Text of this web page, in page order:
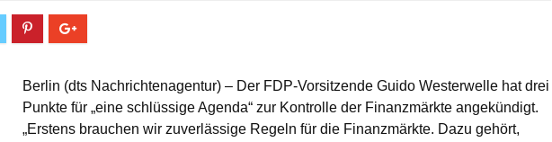
Berlin (dts Nachrichtenagentur) – Der FDP-Vorsitzende Guido Westerwelle hat drei
Punkte für „eine schlüssige Agenda“ zur Kontrolle der Finanzmärkte angekündigt.
„Erstens brauchen wir zuverlässige Regeln für die Finanzmärkte. Dazu gehört,